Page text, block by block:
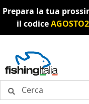
Prepara la tua
il codice
alla
navigazione
al
contenuto